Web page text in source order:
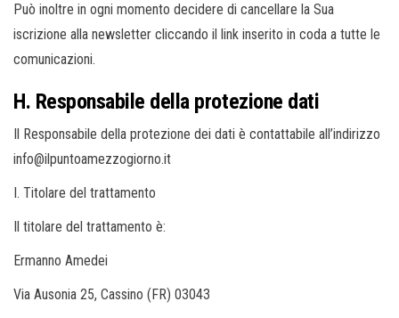
Può inoltre in ogni momento decidere di cancellare la Sua
iscrizione alla newsletter cliccando il link inserito in coda a tutte le
comunicazioni.
H. Responsabile della protezione dati
Il Responsabile della protezione dei dati è contattabile all’indirizzo
info@ilpuntoamezzogiorno.it
I. Titolare del trattamento
Il titolare del trattamento è:
Ermanno Amedei
Via Ausonia 25, Cassino (FR) 03043